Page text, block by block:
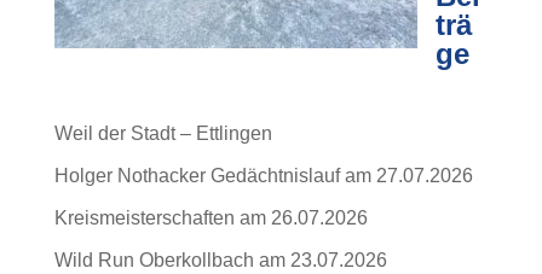
trä
ge
Weil der Stadt – Ettlingen
Holger Nothacker Gedächtnislauf am 27.07.2026
Kreismeisterschaften am 26.07.2026
Wild Run Oberkollbach am 23.07.2026